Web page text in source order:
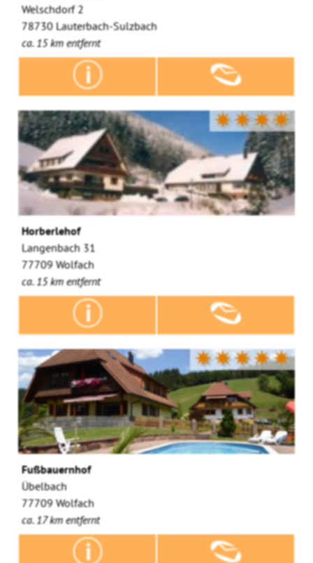
Welschdorf 2
78730 Lauterbach-Sulzbach
ca. 15 km entfernt
✷✷✷✷
Horberlehof
Langenbach 31
77709 Wolfach
ca. 15 km entfernt
✷✷✷✷✷
Fußbauernhof
Übelbach
77709 Wolfach
ca. 17 km entfernt